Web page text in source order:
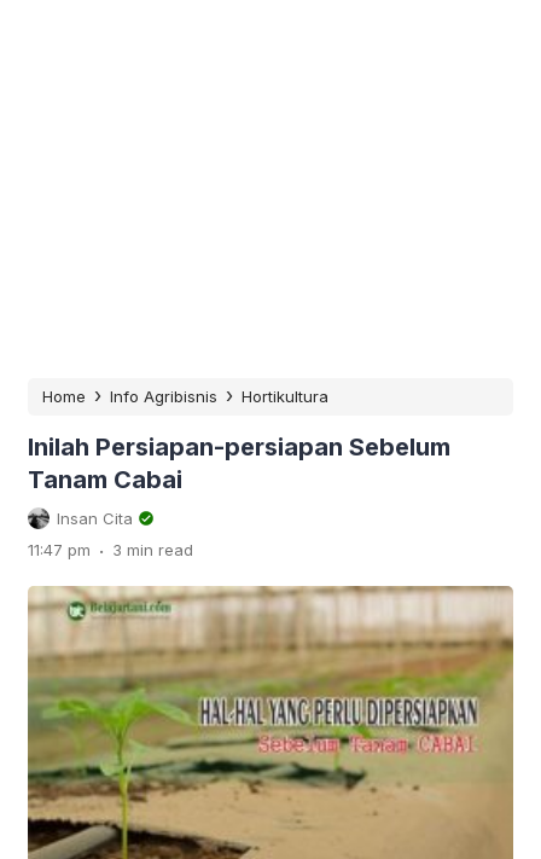
Home › Info Agribisnis › Hortikultura
Inilah Persiapan-persiapan Sebelum
Tanam Cabai
Insan Cita
11:47 pm . 3 min read